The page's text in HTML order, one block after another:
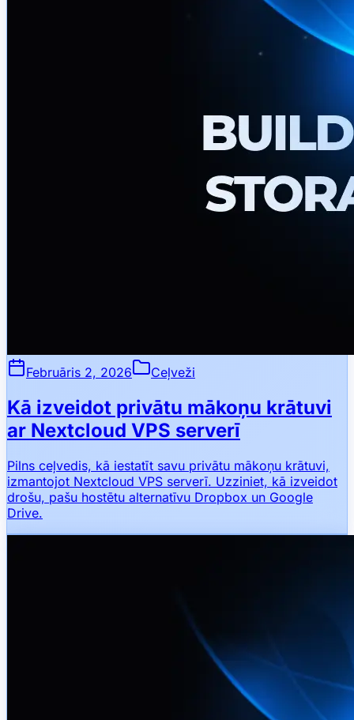
Februāris 2, 2026 Ceļveži
Kā izveidot privātu mākoņu krātuvi
ar Nextcloud VPS serverī
Pilns ceļvedis, kā iestatīt savu privātu mākoņu krātuvi,
izmantojot Nextcloud VPS serverī. Uzziniet, kā izveidot
drošu, pašu hostētu alternatīvu Dropbox un Google
Drive.